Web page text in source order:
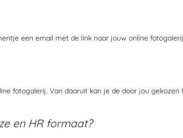
een email met de link naar jouw online
fotogalerij. Van daaruit kan je de door jou
en HR formaat?